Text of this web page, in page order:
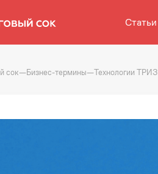
Статьи
сок—Бизнес-термины—Технологии ТРИЗ